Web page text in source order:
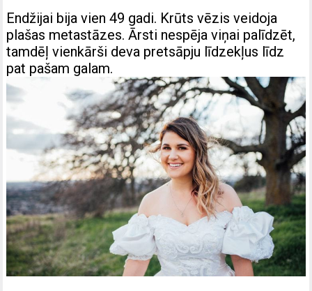
Endžijai bija vien 49 gadi. Krūts vēzis veidoja
plašas metastāzes. Ārsti nespēja viņai palīdzēt,
tamdēļ vienkārši deva pretsāpju līdzekļus līdz
pat pašam galam.